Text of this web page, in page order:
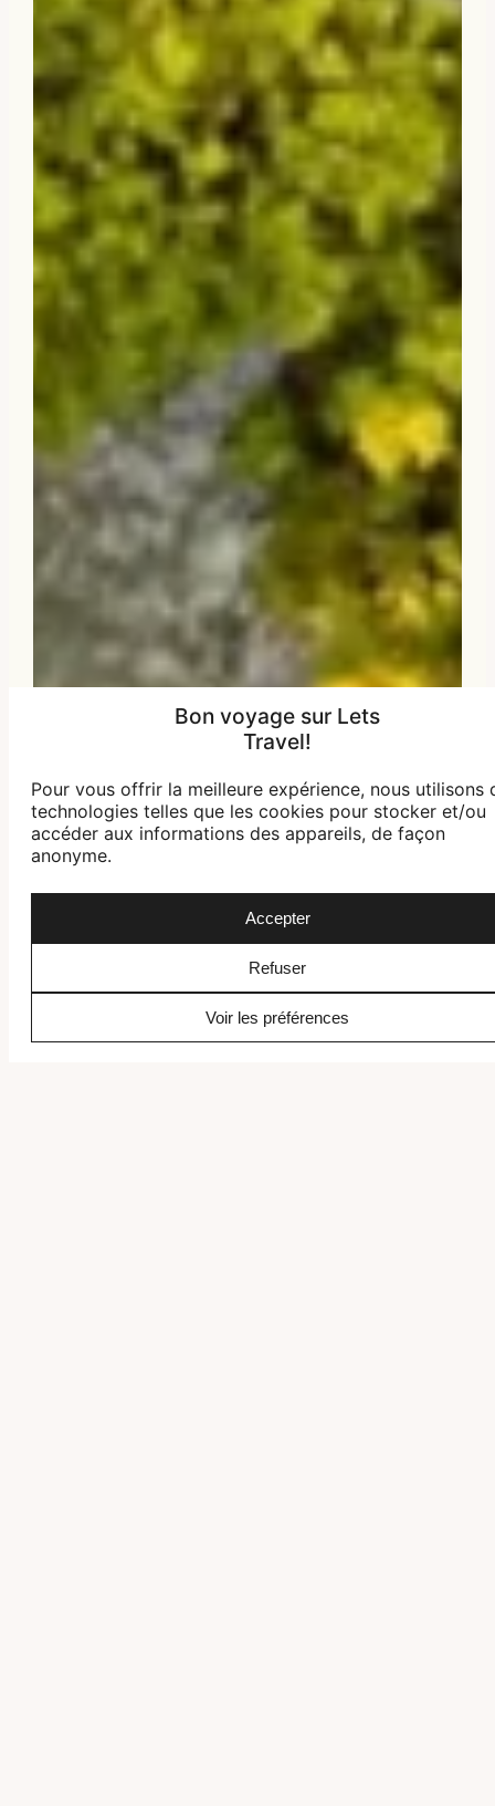
Bon voyage sur Lets
Travel!
Pour vous offrir la meilleure expérience, nous utilisons
technologies telles que les cookies pour stocker et/ou
accéder aux informations des appareils, de façon
anonyme.
Accepter
Refuser
Voir les préférences